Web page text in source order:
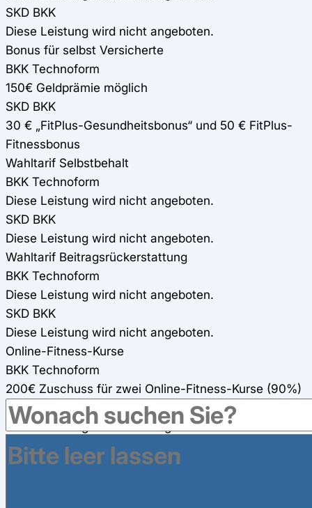
SKD BKK
Diese Leistung wird nicht angeboten.
Bonus für selbst Versicherte
BKK Technoform
150€ Geldprämie möglich
SKD BKK
30 € „FitPlus-Gesundheitsbonus“ und 50 € FitPlus-
Fitnessbonus
Wahltarif Selbstbehalt
BKK Technoform
Diese Leistung wird nicht angeboten.
SKD BKK
Diese Leistung wird nicht angeboten.
Wahltarif Beitragsrückerstattung
BKK Technoform
Diese Leistung wird nicht angeboten.
SKD BKK
Diese Leistung wird nicht angeboten.
Online-Fitness-Kurse
BKK Technoform
200€ Zuschuss für zwei Online-Fitness-Kurse (90%)
SKD BKK
Diese Leistung wird nicht angeboten.
Gesundheitsreisen
BKK Technoform